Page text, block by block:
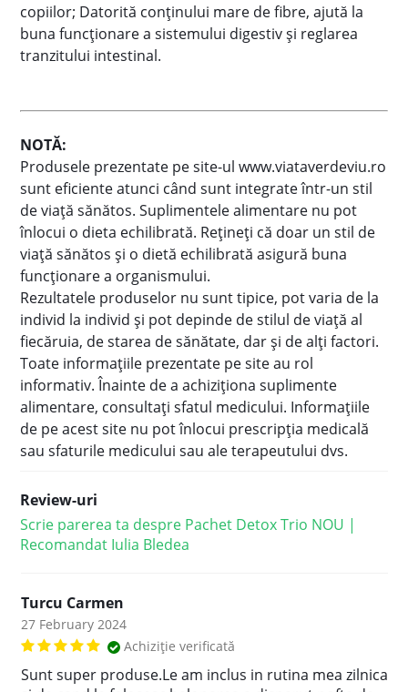
copiilor; Datorită conținului mare de fibre, ajută la
buna funcționare a sistemului digestiv și reglarea
tranzitului intestinal.
NOTĂ:
Produsele prezentate pe site-ul www.viataverdeviu.ro
sunt eficiente atunci când sunt integrate într-un stil
de viaţă sănătos. Suplimentele alimentare nu pot
înlocui o dieta echilibrată. Reţineţi că doar un stil de
viaţă sănătos şi o dietă echilibrată asigură buna
funcţionare a organismului.
Rezultatele produselor nu sunt tipice, pot varia de la
individ la individ şi pot depinde de stilul de viaţă al
fiecăruia, de starea de sănătate, dar şi de alţi factori.
Toate informaţiile prezentate pe site au rol
informativ. Înainte de a achiziţiona suplimente
alimentare, consultaţi sfatul medicului. Informațiile
de pe acest site nu pot înlocui prescripţia medicală
sau sfaturile medicului sau ale terapeutului dvs.
Review-uri
Scrie parerea ta despre Pachet Detox Trio NOU |
Recomandat Iulia Bledea
Turcu Carmen
27 February 2024
Achiziție verificată
Sunt super produse.Le am inclus in rutina mea zilnica